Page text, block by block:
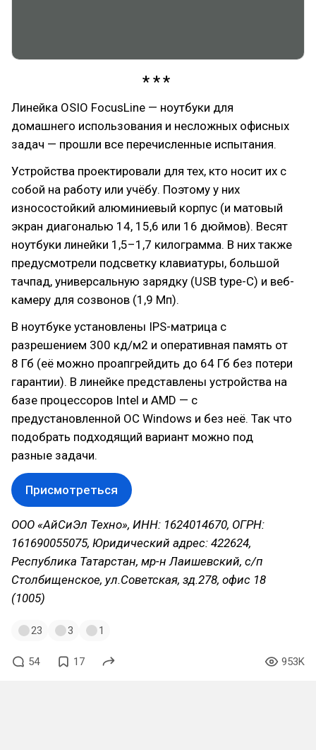
Линейка OSIO FocusLine — ноутбуки для
домашнего использования и несложных офисных
задач — прошли все перечисленные испытания.
Устройства проектировали для тех, кто носит их с
собой на работу или учёбу. Поэтому у них
износостойкий алюминиевый корпус (и матовый
экран диагональю 14, 15,6 или 16 дюймов). Весят
ноутбуки линейки 1,5–1,7 килограмма. В них также
предусмотрели подсветку клавиатуры, большой
тачпад, универсальную зарядку (USB type-C) и веб-
камеру для созвонов (1,9 Мп).
В ноутбуке установлены IPS-матрица с
разрешением 300 кд/м2 и оперативная память от
8 Гб (её можно проапгрейдить до 64 Гб без потери
гарантии). В линейке представлены устройства на
базе процессоров Intel и АМD — с
предустановленной ОС Windows и без неё. Так что
подобрать подходящий вариант можно под
разные задачи.
Присмотреться
ООО «АйСиЭл Техно», ИНН: 1624014670, ОГРН:
161690055075, Юридический адрес: 422624,
Республика Татарстан, мр-н Лаишевский, с/п
Столбищенское, ул.Советская, зд.278, офис 18
(1005)
23 3 1
54 17 953K